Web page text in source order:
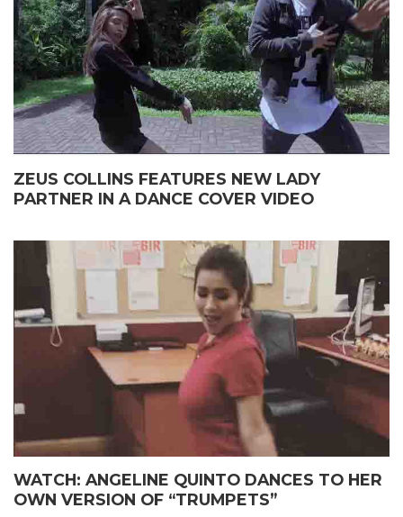
ZEUS COLLINS FEATURES NEW LADY
PARTNER IN A DANCE COVER VIDEO
WATCH: ANGELINE QUINTO DANCES TO HER
OWN VERSION OF “TRUMPETS”